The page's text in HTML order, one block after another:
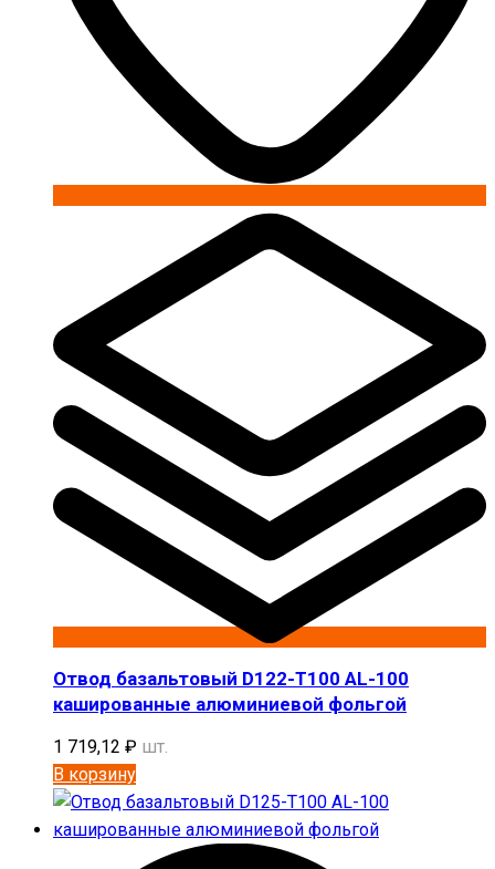
Отвод базальтовый D122-T100 AL-100
кашированные алюминиевой фольгой
1 719,12 ₽ шт.
В корзину